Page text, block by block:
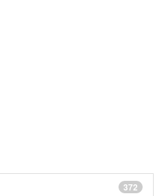
372